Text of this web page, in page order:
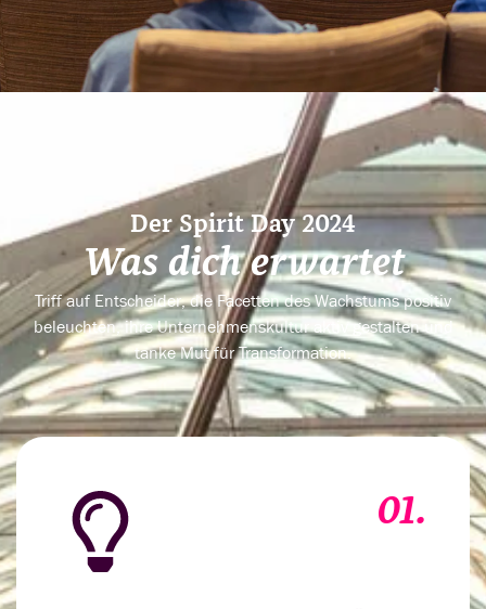
Der Spirit Day 2024
Was dich erwartet
Triff auf Entscheider, die Facetten des Wachstums positiv
beleuchten, ihre Unternehmenskultur aktiv gestalten und
tanke Mut für Transformation.
01.